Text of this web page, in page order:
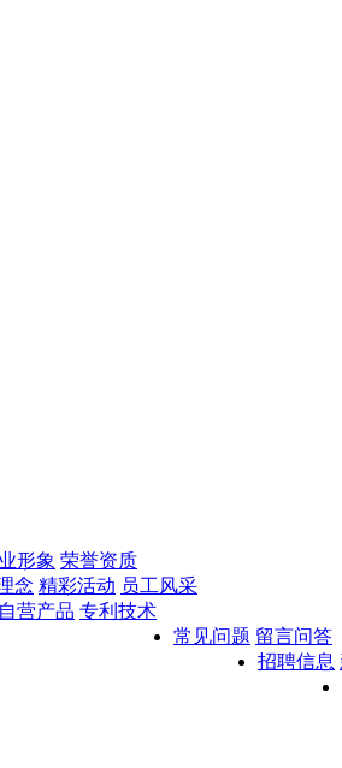
形象 荣誉资质
念 精彩活动 员工风采
自营产品 专利技术
常见问题 留言问答
招聘信息